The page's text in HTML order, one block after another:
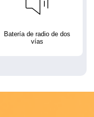
Batería de radio de dos
vías